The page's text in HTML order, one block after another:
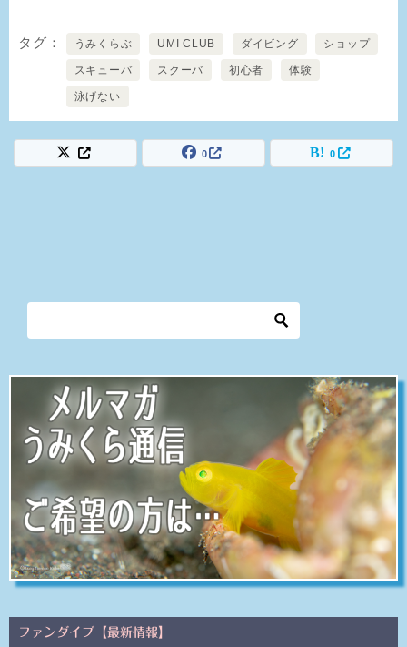
タグ うみくらぶ UMI CLUB ダイビング ショップ
スキューバ スクーバ 初心者 体験
泳げない
0 0
ファンダイブ【最新情報】